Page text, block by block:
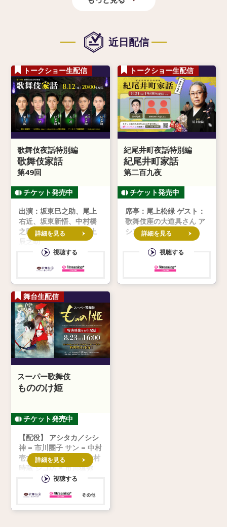
近日配信
トークショー生配信
歌舞伎夜話特別編
歌舞伎家話
第49回
出演：坂東巳之助、尾上
右近、坂東新悟、中村橋
之助、市川染五郎、尾上
辰之助
詳細を見る
視聴する
トークショー生配信
紀尾井町夜話特別編
紀尾井町家話
第二百九夜
席亭：尾上松緑 ゲスト：
歌舞伎座の大道具さん ア
シスタント：坂東亀蔵
詳細を見る
視聴する
舞台生配信
スーパー歌舞伎
もののけ姫
【配役】 アシタカ／シシ
神 = 市川團子 サン = 中村
壱太郎 エボシ御前 = 中村
時蔵 ジコ坊 = 市川猿弥
モロの君 = 市川笑三郎 甲
市川寿猿 ヒ
詳細を見る
視聴する